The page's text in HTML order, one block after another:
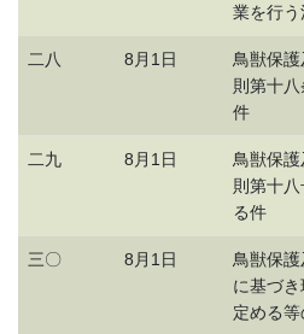
業を行
二八 8月1日
鳥獣保
則第十
件
二九 8月1日
鳥獣保
則第十
る件
三〇 8月1日
鳥獣保
に基づ
定める